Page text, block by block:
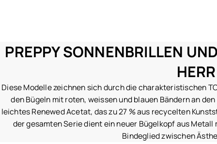
PREPPY SONNENBRILLEN
Diese Modelle zeichnen sich durch die charakteristischen
den Bügeln mit roten, weissen und blauen Bändern an
leichtes Renewed Acetat, das zu 27 % aus recycelten
der gesamten Serie dient ein neuer Bügelkopf aus
Bindeglied zwischen